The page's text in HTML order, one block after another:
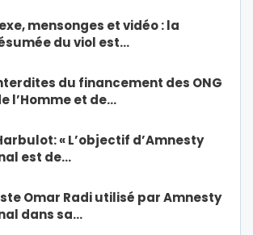
mensonges et vidéo : la
du viol est…
du financement des ONG
l’Homme et de…
« L’objectif d’Amnesty
est de…
Omar Radi utilisé par Amnesty
dans sa…